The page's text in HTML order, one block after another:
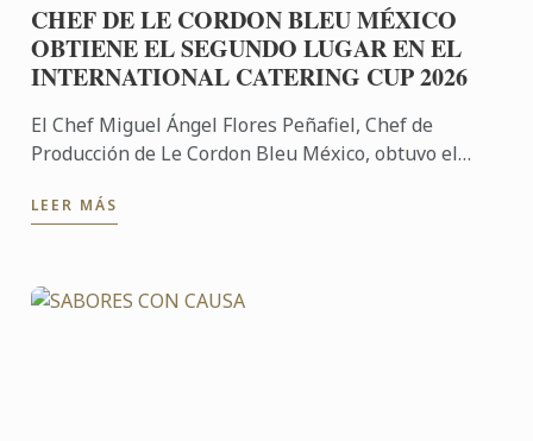
CHEF DE LE CORDON BLEU MÉXICO
OBTIENE EL SEGUNDO LUGAR EN EL
INTERNATIONAL CATERING CUP 2026
El Chef Miguel Ángel Flores Peñafiel, Chef de
Producción de Le Cordon Bleu México, obtuvo el
2026, destacando el ...
LEER MÁS